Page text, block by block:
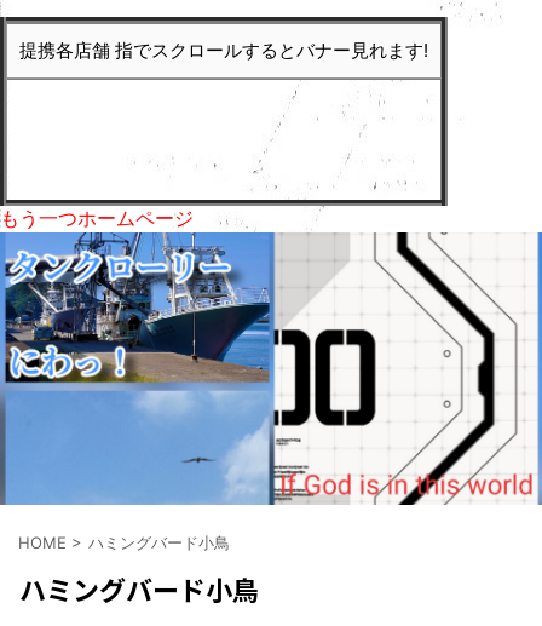
提携各店舗 指でスクロールするとバナー見れます!
もう一つホームページ
HOME > ハミングバード小鳥
ハミングバード小鳥